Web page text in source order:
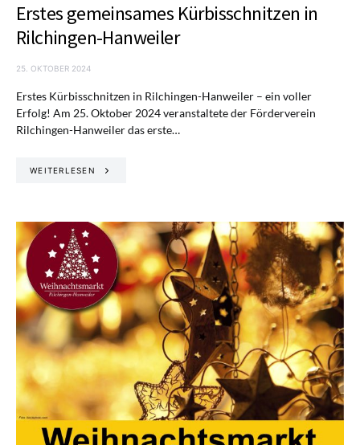
Erstes gemeinsames Kürbisschnitzen in
Rilchingen-Hanweiler
25. OKTOBER 2024
Erstes Kürbisschnitzen in Rilchingen-Hanweiler – ein voller
Erfolg! Am 25. Oktober 2024 veranstaltete der Förderverein
Rilchingen-Hanweiler das erste…
WEITERLESEN